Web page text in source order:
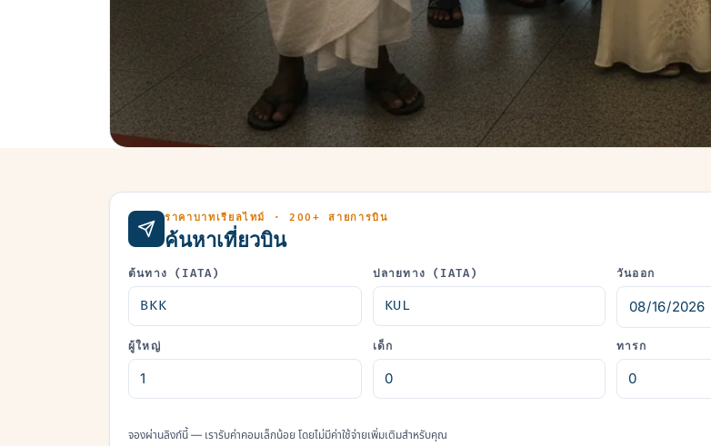
ราคาบาทเรียลไทม์ · 200+ สายการบิน
ค้นหาเที่ยวบิน
ต้นทาง (IATA) ปลายทาง (IATA) วันออก
ผู้ใหญ่ เด็ก ทารก
จองผ่านลิงก์นี้ — เรารับค่าคอมเล็กน้อย โดยไม่มีค่าใช้จ่ายเพิ่มเติมสำหรับคุณ